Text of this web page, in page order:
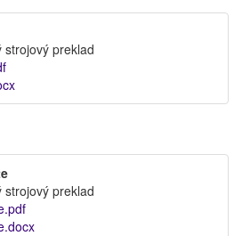
preklad
preklad